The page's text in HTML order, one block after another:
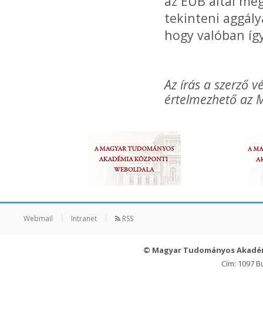
tekinteni
hogy valóban
Az írás a szerző
értelmezhető az
Webmail Intranet RSS
© Magyar Tudományos
Cím: 1097